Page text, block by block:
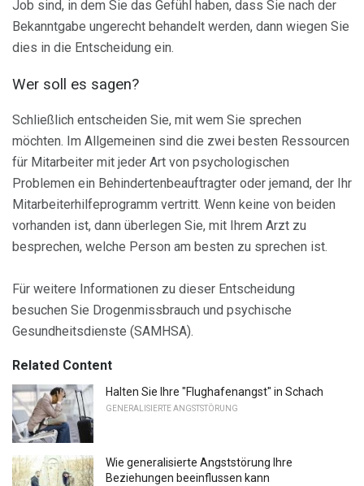
Job sind, in dem Sie das Gefühl haben, dass Sie nach der
Bekanntgabe ungerecht behandelt werden, dann wiegen Sie
dies in die Entscheidung ein.
Wer soll es sagen?
Schließlich entscheiden Sie, mit wem Sie sprechen
möchten. Im Allgemeinen sind die zwei besten Ressourcen
für Mitarbeiter mit jeder Art von psychologischen
Problemen ein Behindertenbeauftragter oder jemand, der Ihr
Mitarbeiterhilfeprogramm vertritt. Wenn keine von beiden
vorhanden ist, dann überlegen Sie, mit Ihrem Arzt zu
besprechen, welche Person am besten zu sprechen ist.
Für weitere Informationen zu dieser Entscheidung
besuchen Sie Drogenmissbrauch und psychische
Gesundheitsdienste (SAMHSA).
Related Content
Halten Sie Ihre "Flughafenangst" in Schach
GENERALISIERTE ANGSTSTÖRUNG
Wie generalisierte Angststörung Ihre
Beziehungen beeinflussen kann